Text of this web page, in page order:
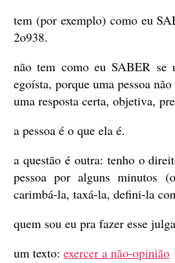
tem (por exemplo) como eu
2o938.
não tem como eu SABER se
egoísta, porque uma pessoa
uma resposta certa, objetiva,
a pessoa é o que ela é.
a questão é outra: tenho o
pessoa por alguns minutos
carimbá-la, taxá-la, defini-la
quem sou eu pra fazer esse
um texto: exercer a não-opinião